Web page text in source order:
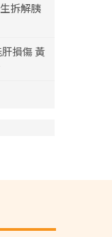
拆解胰
損傷 黃